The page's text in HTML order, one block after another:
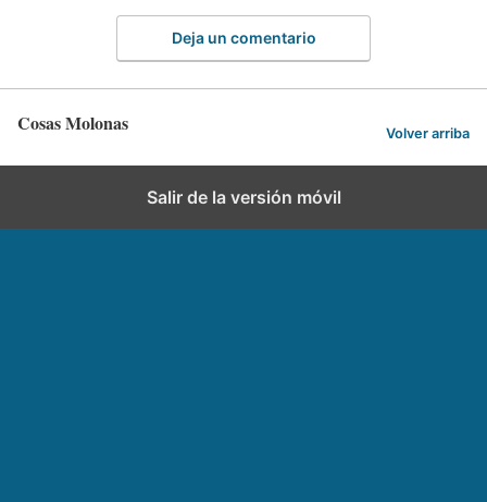
Deja un comentario
Cosas Molonas Volver arriba
Salir de la versión móvil